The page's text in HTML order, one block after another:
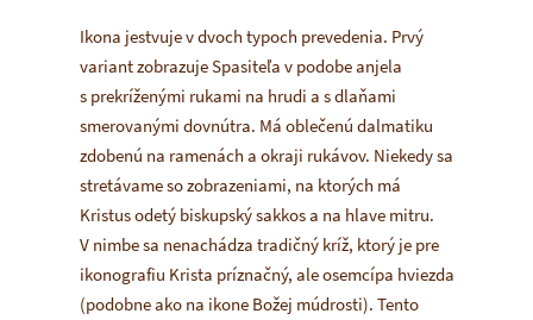
Ikona jestvuje v dvoch typoch prevedenia. Prvý
variant zobrazuje Spasiteľa v podobe anjela
s prekríženými rukami na hrudi a s dlaňami
smerovanými dovnútra. Má oblečenú dalmatiku
zdobenú na ramenách a okraji rukávov. Niekedy sa
stretávame so zobrazeniami, na ktorých má
Kristus odetý biskupskýsakkosa na hlave mitru.
V nimbe sa nenachádza tradičný kríž, ktorý je pre
ikonografiu Krista príznačný, ale osemcípa hviezda
(podobne ako na ikone Božej múdrosti). Tento